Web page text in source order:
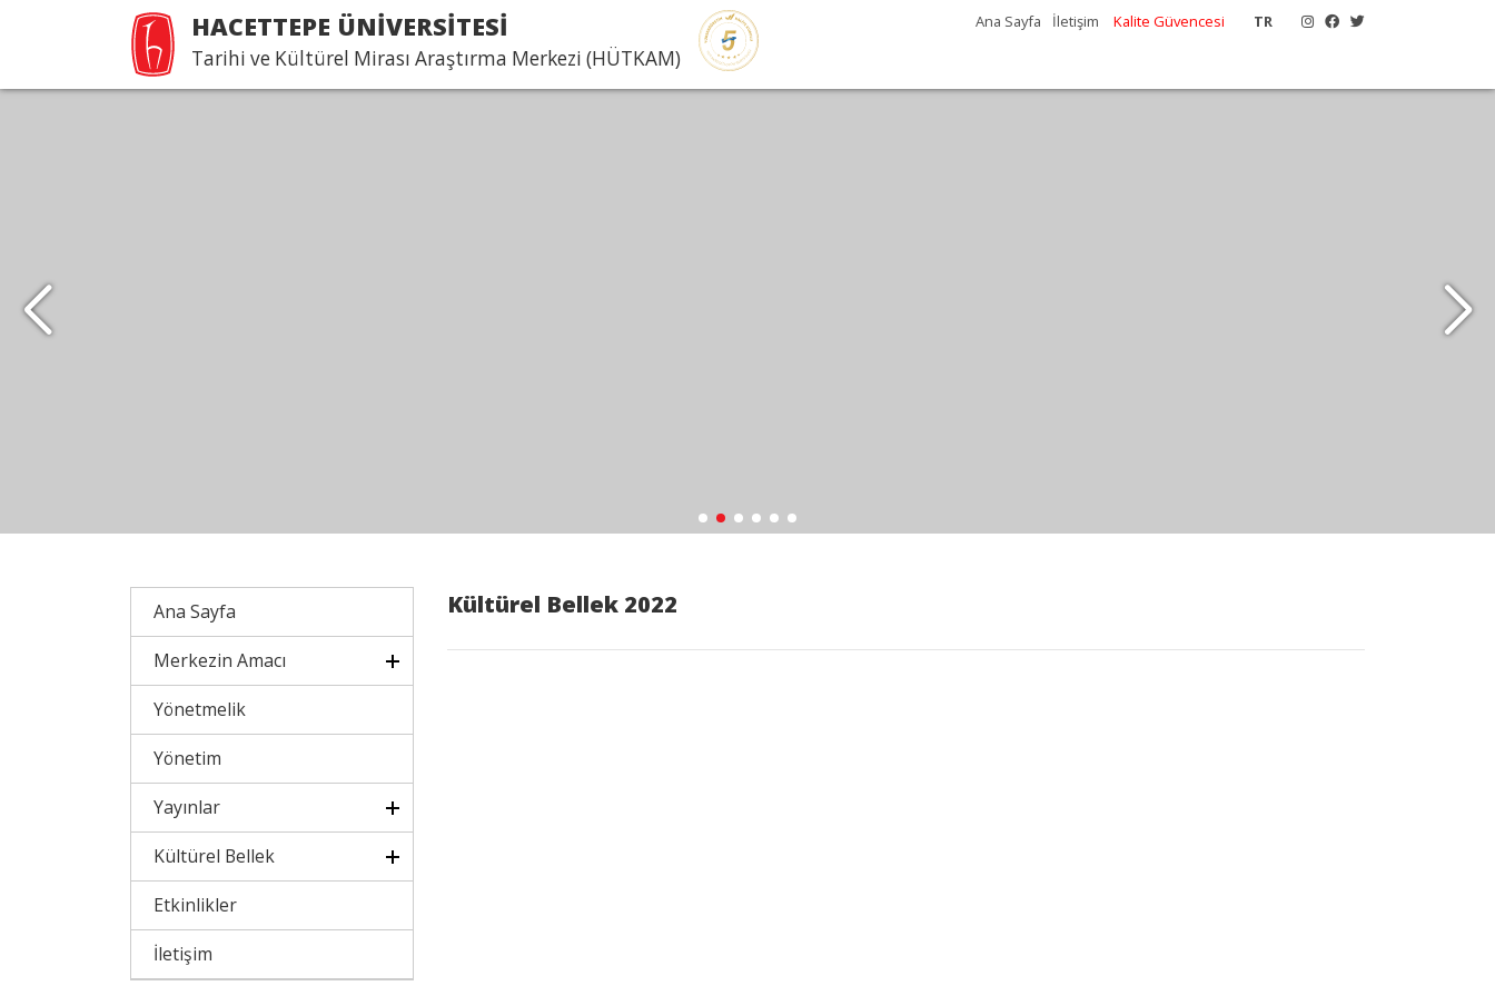
HACETTEPE ÜNİVERSİTESİ
Tarihi ve Kültürel Mirası Araştırma Merkezi (HÜTKAM)
TR
Ana Sayfa İletişim Kalite Güvencesi
Ana Sayfa
Merkezin Amacı
Yönetmelik
Yönetim
Yayınlar
Kültürel Bellek
Etkinlikler
İletişim
Kültürel Bellek 2022